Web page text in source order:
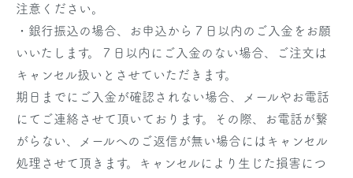
注意ください。
・銀行振込の場合、お申込から７日以内のご入金をお願
いいたします。７日以内にご入金のない場合、ご注文は
キャンセル扱いとさせていただきます。
期日までにご入金が確認されない場合、メールやお電話
にてご連絡させて頂いております。その際、お電話が繋
がらない、メールへのご返信が無い場合にはキャンセル
処理させて頂きます。キャンセルにより生じた損害につ